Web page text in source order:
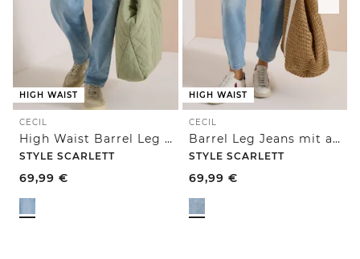
HIGH WAIST
CECIL
High Waist Barrel Leg Jeans im Loose Fit
STYLE SCARLETT
69,99 €
HIGH WAIST
CECIL
Barrel Leg Jeans mit aufgesetzten Taschen
STYLE SCARLETT
69,99 €